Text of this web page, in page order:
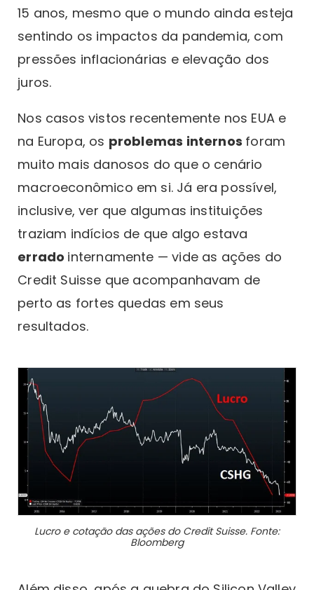
15 anos, mesmo que o mundo ainda esteja
sentindo os impactos da pandemia, com
pressões inflacionárias e elevação dos
juros.
Nos casos vistos recentemente nos EUA e
na Europa, os problemas internos foram
muito mais danosos do que o cenário
macroeconômico em si. Já era possível,
inclusive, ver que algumas instituições
traziam indícios de que algo estava
errado internamente — vide as ações do
Credit Suisse que acompanhavam de
perto as fortes quedas em seus
resultados.
Lucro e cotação das ações do Credit Suisse. Fonte:
Bloomberg